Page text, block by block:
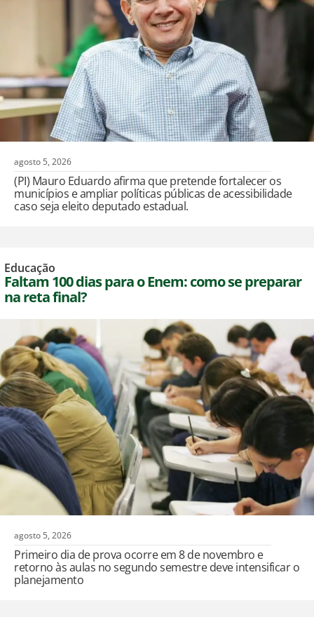
agosto 5, 2026
(PI) Mauro Eduardo afirma que pretende fortalecer os
municípios e ampliar políticas públicas de acessibilidade
caso seja eleito deputado estadual.
Educação
Faltam 100 dias para o Enem: como se preparar
na reta final?
agosto 5, 2026
Primeiro dia de prova ocorre em 8 de novembro e
retorno às aulas no segundo semestre deve intensificar o
planejamento